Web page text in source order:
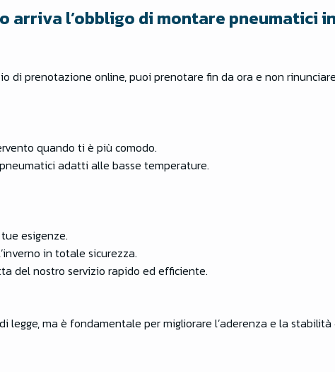
arriva l’obbligo di montare pneumatici
di prenotazione online, puoi prenotare fin da ora e non
quando ti è più comodo.
adatti alle basse temperature.
esigenze.
in totale sicurezza.
del nostro servizio rapido ed efficiente.
legge, ma è fondamentale per migliorare l’aderenza e la